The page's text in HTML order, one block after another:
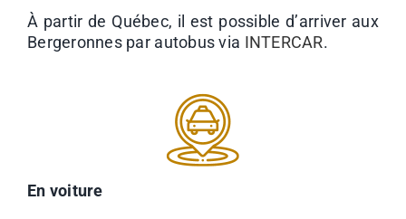
À partir de Québec, il est possible d’arriver aux
Bergeronnes par autobus via INTERCAR.
En voiture